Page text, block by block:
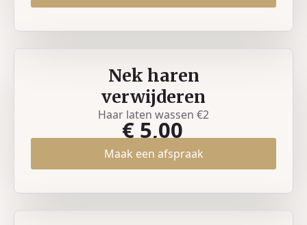
Nek haren
verwijderen
Haar laten wassen €2
€ 5,00
Maak een afspraak